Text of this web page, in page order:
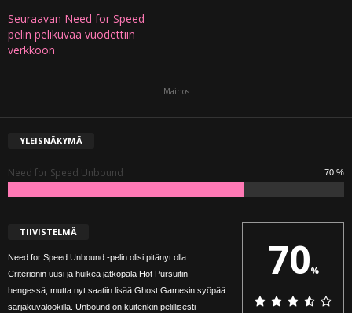
Seuraavan Need for Speed -
pelin pelikuvaa vuodettiin
verkkoon
Mainos
YLEISNÄKYMÄ
Need for Speed Unbound 70 %
TIIVISTELMÄ
Need for Speed Unbound -pelin olisi pitänyt olla
Criterionin uusi ja huikea jatkopala Hot Pursuitin
hengessä, mutta nyt saatiin lisää Ghost Gamesin syöpää
sarjakuvalookilla. Unbound on kuitenkin pelillisesti
70%